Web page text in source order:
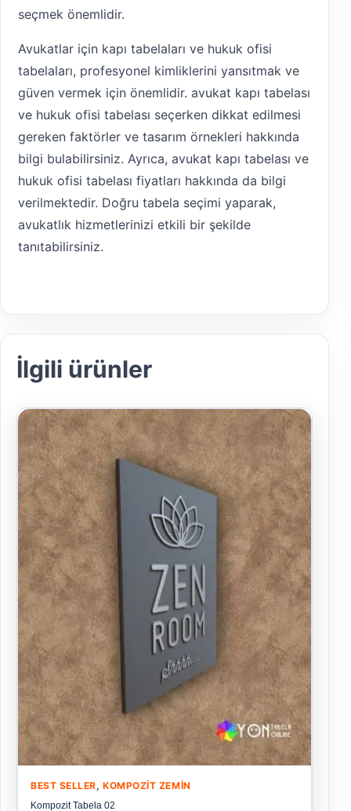
seçmek önemlidir.
Avukatlar için kapı tabelaları ve hukuk ofisi
tabelaları, profesyonel kimliklerini yansıtmak ve
güven vermek için önemlidir. avukat kapı tabelası
ve hukuk ofisi tabelası seçerken dikkat edilmesi
gereken faktörler ve tasarım örnekleri hakkında
bilgi bulabilirsiniz. Ayrıca, avukat kapı tabelası ve
hukuk ofisi tabelası fiyatları hakkında da bilgi
verilmektedir. Doğru tabela seçimi yaparak,
avukatlık hizmetlerinizi etkili bir şekilde
tanıtabilirsiniz.
İlgili ürünler
BEST SELLER,KOMPOZIT ZEMIN
Kompozit Tabela 02